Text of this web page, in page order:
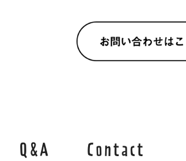
Q&A Contact